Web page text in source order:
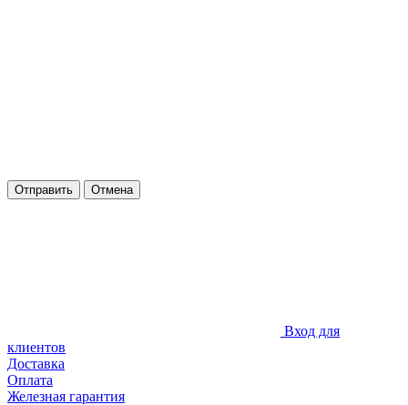
Отправить Отмена
Вход для
клиентов
Доставка
Оплата
Железная гарантия